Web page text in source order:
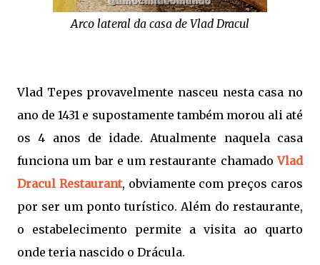
Arco lateral da casa de Vlad Dracul
Vlad Tepes provavelmente nasceu nesta casa no
ano de 1431 e supostamente também morou ali até
os 4 anos de idade. Atualmente naquela casa
funciona um bar e um restaurante chamadoVlad
Dracul Restaurant, obviamente com preços caros
por ser um ponto turístico. Além do restaurante,
o estabelecimento permite a visita ao quarto
onde teria nascido o Drácula.